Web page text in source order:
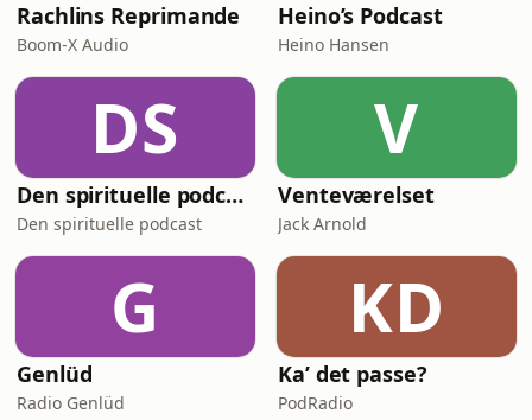
Rachlins Reprimande
Boom-X Audio
Heino’s Podcast
Heino Hansen
DS
Den spirituelle podcast
Den spirituelle podcast
V
Venteværelset
Jack Arnold
G
Genlüd
Radio Genlüd
KD
Ka’ det passe?
PodRadio